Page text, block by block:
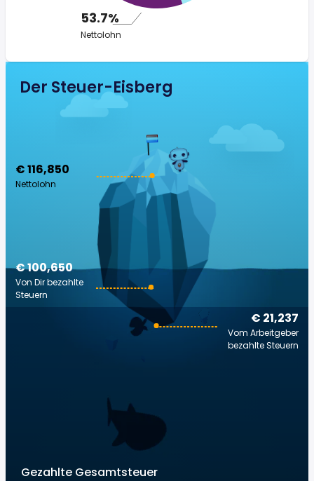
53.7%
Nettolohn
Der Steuer-Eisberg
€ 116,850
Nettolohn
€ 21,237
Vom Arbeitgeber
bezahlte Steuern
€ 100,650
Von Dir bezahlte
Steuern
Gezahlte Gesamtsteuer